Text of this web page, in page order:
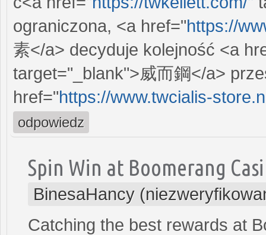
ograniczona, <a href="https://
素</a> decyduje kolejność <a
target="_blank">威而鋼</a>
href="https://www.twcialis-
odpowiedz
Spin Win at Boomerang
BinesaHancy
Catching the best rewards at